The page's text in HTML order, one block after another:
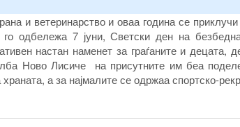
и ветеринарство и оваа година се
го одбележа 7 јуни, Светски ден на
настан наменет за граѓаните и децата,
Ново Лисиче на присутните им беа
а за најмалите се одржаа спортско-